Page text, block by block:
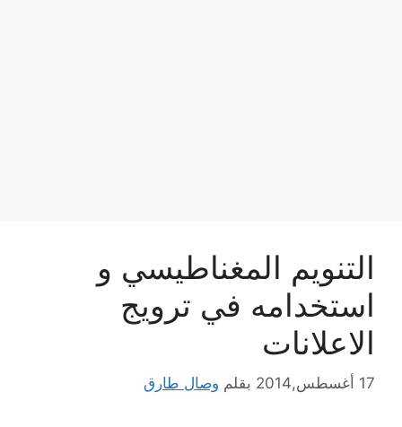
التنويم المغناطيسي و
استخدامه في ترويج
الاعلانات
17 أغسطس,2014 بقلم وصال طارق